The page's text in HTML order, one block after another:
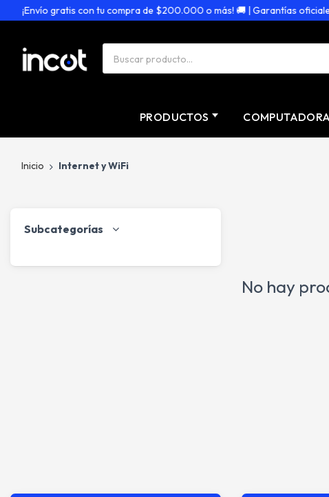
¡Envío gratis con tu compra de $200.000 o más! 🚚 | Garantías oficiales
PRODUCTOS
Inicio Internet y WiFi
Subcategorías
No hay